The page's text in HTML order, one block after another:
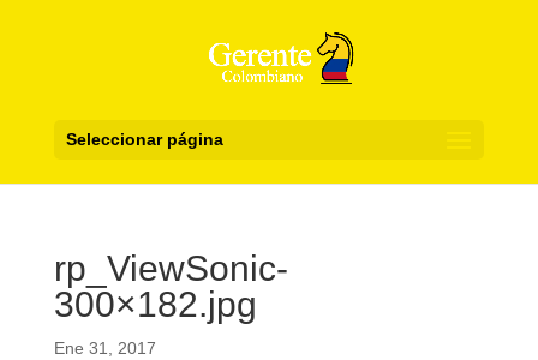
Seleccionar página
rp_ViewSonic-
300×182.jpg
Ene 31, 2017